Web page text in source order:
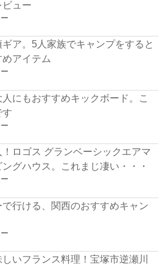
ュー
ア。5人家族でキャンプをすると
アイテム
にもおすすめキックボード。こ
す
ロゴス グランベーシックエアマ
グハウス。これまじ凄い・・・
行ける、関西のおすすめキャン
いフランス料理！宝塚市逆瀬川